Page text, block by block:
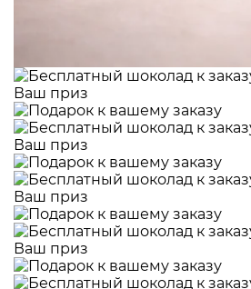
Ваш приз
Ваш приз
Ваш приз
Ваш приз